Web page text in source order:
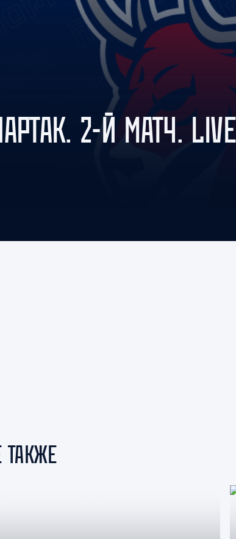
Амур
Барыс
Салават Юлаев
Сибирь
2-Й МАТЧ. LIVE
ТАКЖЕ